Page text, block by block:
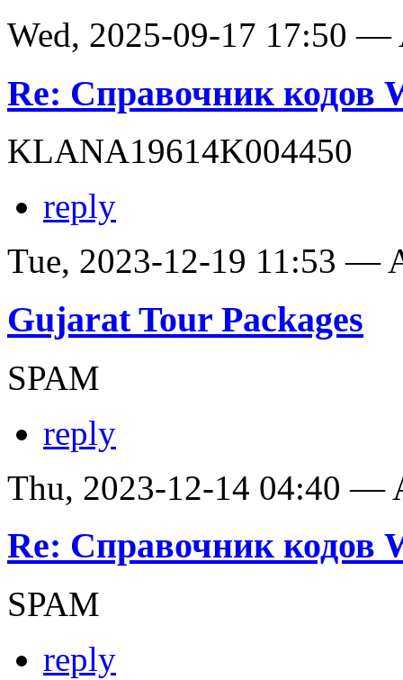
Wed, 2025-09-17 17:50 —
Re: Справочник кодов
KLANA19614K004450
reply
Tue, 2023-12-19 11:53 —
Gujarat Tour Packages
SPAM
reply
Thu, 2023-12-14 04:40 —
Re: Справочник кодов
SPAM
reply